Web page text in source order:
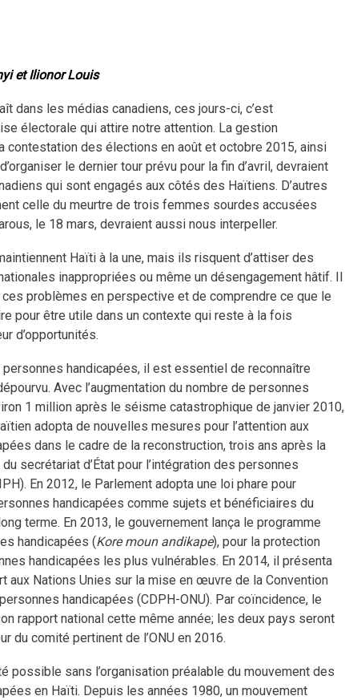
et Ilionor Louis
dans les médias canadiens, ces jours-ci, c’est
électorale qui attire notre attention. La gestion
contestation des élections en août et octobre 2015, ainsi
le dernier tour prévu pour la fin d’avril, devraient
qui sont engagés aux côtés des Haïtiens. D’autres
celle du meurtre de trois femmes sourdes accusées
le 18 mars, devraient aussi nous interpeller.
Haïti à la une, mais ils risquent d’attiser des
inappropriées ou même un désengagement hâtif. Il
problèmes en perspective et de comprendre ce que le
pour être utile dans un contexte qui reste à la fois
d’opportunités.
handicapées, il est essentiel de reconnaître
Avec l’augmentation du nombre de personnes
1 million après le séisme catastrophique de janvier 2010,
adopta de nouvelles mesures pour l’attention aux
dans le cadre de la reconstruction, trois ans après la
secrétariat d’État pour l’intégration des personnes
En 2012, le Parlement adopta une loi phare pour
handicapées comme sujets et bénéficiaires du
terme. En 2013, le gouvernement lança le programme
handicapées (Kore moun andikape), pour la protection
handicapées les plus vulnérables. En 2014, il présenta
aux Nations Unies sur la mise en œuvre de la Convention
handicapées (CDPH-ONU). Par coïncidence, le
rapport national cette même année; les deux pays seront
du comité pertinent de l’ONU en 2016.
possible sans l’organisation préalable du mouvement des
en Haïti. Depuis les années 1980, un mouvement